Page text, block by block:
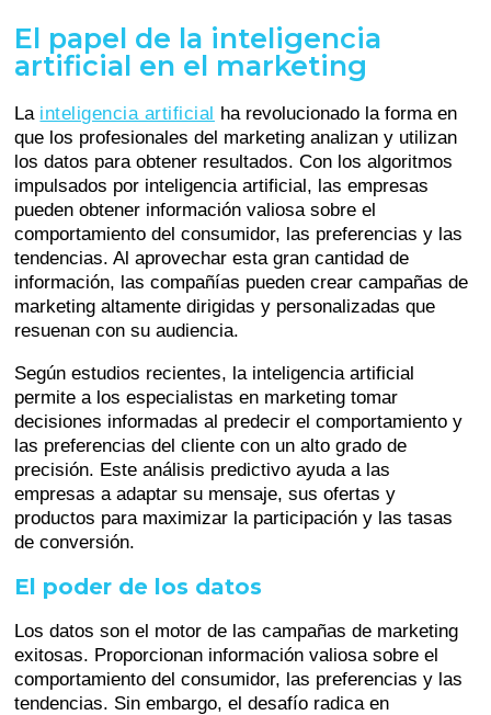
El papel de la inteligencia
artificial en el marketing
La inteligencia artificial ha revolucionado la forma en
que los profesionales del marketing analizan y utilizan
los datos para obtener resultados. Con los algoritmos
impulsados por inteligencia artificial, las empresas
pueden obtener información valiosa sobre el
comportamiento del consumidor, las preferencias y las
tendencias. Al aprovechar esta gran cantidad de
información, las compañías pueden crear campañas de
marketing altamente dirigidas y personalizadas que
resuenan con su audiencia.
Según estudios recientes, la inteligencia artificial
permite a los especialistas en marketing tomar
decisiones informadas al predecir el comportamiento y
las preferencias del cliente con un alto grado de
precisión. Este análisis predictivo ayuda a las
empresas a adaptar su mensaje, sus ofertas y
productos para maximizar la participación y las tasas
de conversión.
El poder de los datos
Los datos son el motor de las campañas de marketing
exitosas. Proporcionan información valiosa sobre el
comportamiento del consumidor, las preferencias y las
tendencias. Sin embargo, el desafío radica en